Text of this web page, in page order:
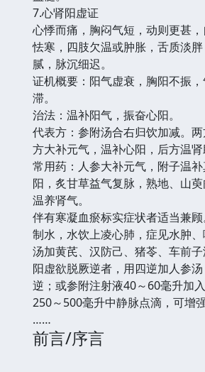
7.心肾阳虚证
心悸而痛，胸闷气短，动则更甚
怯寒，四肢欠温或肿胀，舌质淡
腻，脉沉细迟。
证机概要：阳气虚衰，胸阳不振
滞。
治法：温补阳气，振奋心阳。
代表方：参附汤合右归饮加减。
方大补元气，温补心阳，后方温肾
常用药：人参大补元气，附子温
阳，炙甘草益气复脉，熟地、山
温养肾气。
伴有寒凝血瘀标实症状者适当兼
制水，水饮上凌心肺，症见水肿
汤加黄芪、汉防己、猪苓、车前
阳虚欲脱厥逆者，用四逆加人参
逆；或参附注射液40～60毫升加
250～500毫升中静脉点滴，可增强
……
前言/序言